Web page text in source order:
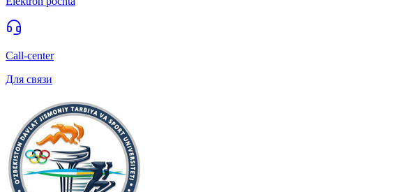
Call-center
Для связи